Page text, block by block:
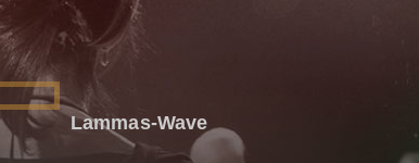
Lammas-Wave